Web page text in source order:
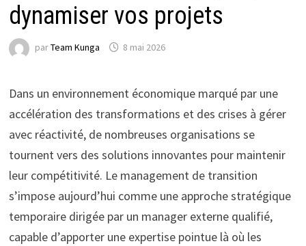
dynamiser vos projets
parTeam Kunga 8 mai 2026
Dans un environnement économique marqué par une
accélération des transformations et des crises à gérer
avec réactivité, de nombreuses organisations se
tournent vers des solutions innovantes pour maintenir
leur compétitivité. Le management de transition
s’impose aujourd’hui comme une approche stratégique
temporaire dirigée par un manager externe qualifié,
capable d’apporter une expertise pointue là où les